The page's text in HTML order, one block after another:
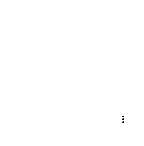
more_vert